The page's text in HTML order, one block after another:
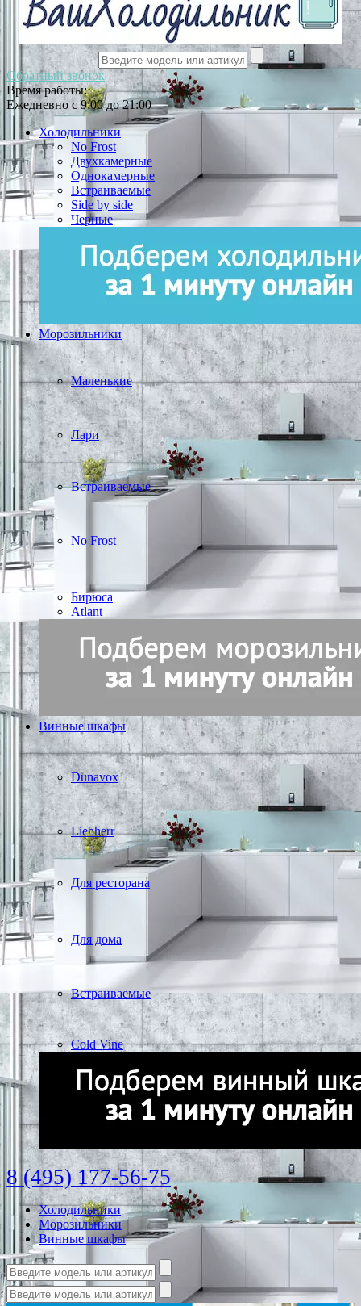
Обратный звонок
Время работы:
Ежедневно с 9:00 до 21:00
Холодильники
No Frost
Двухкамерные
Однокамерные
Встраиваемые
Side by side
Черные
Морозильники
Маленькие
Лари
Встраиваемые
No Frost
Бирюса
Atlant
Винные шкафы
Dunavox
Liebherr
Для ресторана
Для дома
Встраиваемые
Cold Vine
8 (495) 177-56-75
Холодильники
Морозильники
Винные шкафы